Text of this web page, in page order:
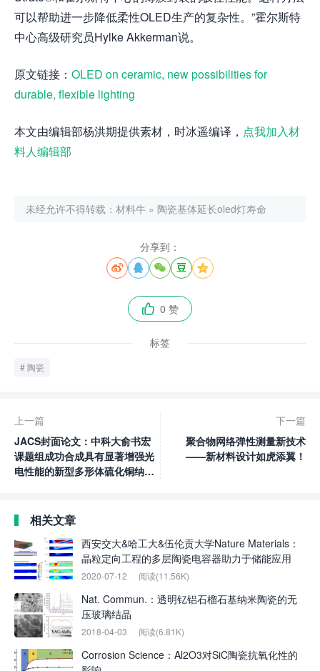
可以帮助进一步降低柔性OLED生产的复杂性。”霍尔斯特
中心高级研究员Hylke Akkerman说。
原文链接： OLED on ceramic, new possibilities for
durable, flexible lighting
本文由编辑部杨洪期提供素材，时冰遥编译， 点我加入材
料人编辑部
未经允许不得转载： 材料牛 » 陶瓷基体延长oled灯寿命
分享到：
    
 0 赞
标签
陶瓷
上一篇
JACS封面论文：中科大俞书宏
课题组成功合成具有显著增强光
电性能的新型多形体硫化铜纳米
下一篇
聚合物网络弹性测量新技术
——新材料设计如虎添翼！
相关文章
西安交大&哈工大&伍伦贡大学Nature Materials：
晶粒定向工程的多层陶瓷电容器助力于储能应用
2020-07-12 阅读(11.56K)
Nat. Commun.：透明钇铝石榴石基纳米陶瓷的无
压玻璃结晶
2018-04-03 阅读(6.81K)
Corrosion Science：Al2O3对SiC陶瓷抗氧化性的